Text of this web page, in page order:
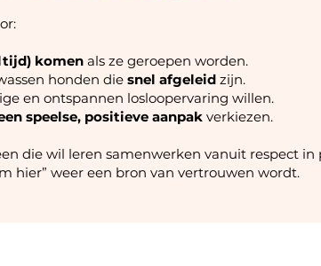
komen als ze geroepen worden.
honden die snel afgeleid zijn.
en ontspannen losloopervaring willen.
speelse, positieve aanpak verkiezen.
die wil leren samenwerken vanuit respect in
hier” weer een bron van vertrouwen wordt.